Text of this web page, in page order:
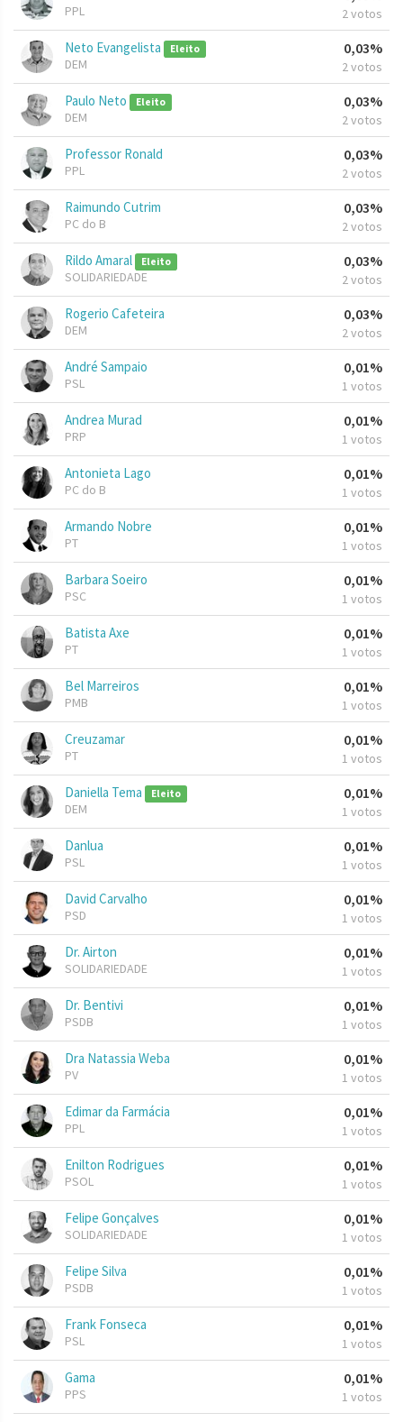
PPL 2 votos
Neto Evangelista Eleito
DEM
0,03%
2 votos
Paulo Neto Eleito
DEM
0,03%
2 votos
Professor Ronald
PPL
0,03%
2 votos
Raimundo Cutrim
PC do B
0,03%
2 votos
Rildo Amaral Eleito
SOLIDARIEDADE
0,03%
2 votos
Rogerio Cafeteira
DEM
0,03%
2 votos
André Sampaio
PSL
0,01%
1 votos
Andrea Murad
PRP
0,01%
1 votos
Antonieta Lago
PC do B
0,01%
1 votos
Armando Nobre
PT
0,01%
1 votos
Barbara Soeiro
PSC
0,01%
1 votos
Batista Axe
PT
0,01%
1 votos
Bel Marreiros
PMB
0,01%
1 votos
Creuzamar
PT
0,01%
1 votos
Daniella Tema Eleito
DEM
0,01%
1 votos
Danlua
PSL
0,01%
1 votos
David Carvalho
PSD
0,01%
1 votos
Dr. Airton
SOLIDARIEDADE
0,01%
1 votos
Dr. Bentivi
PSDB
0,01%
1 votos
Dra Natassia Weba
PV
0,01%
1 votos
Edimar da Farmácia
PPL
0,01%
1 votos
Enilton Rodrigues
PSOL
0,01%
1 votos
Felipe Gonçalves
SOLIDARIEDADE
0,01%
1 votos
Felipe Silva
PSDB
0,01%
1 votos
Frank Fonseca
PSL
0,01%
1 votos
Gama
PPS
0,01%
1 votos